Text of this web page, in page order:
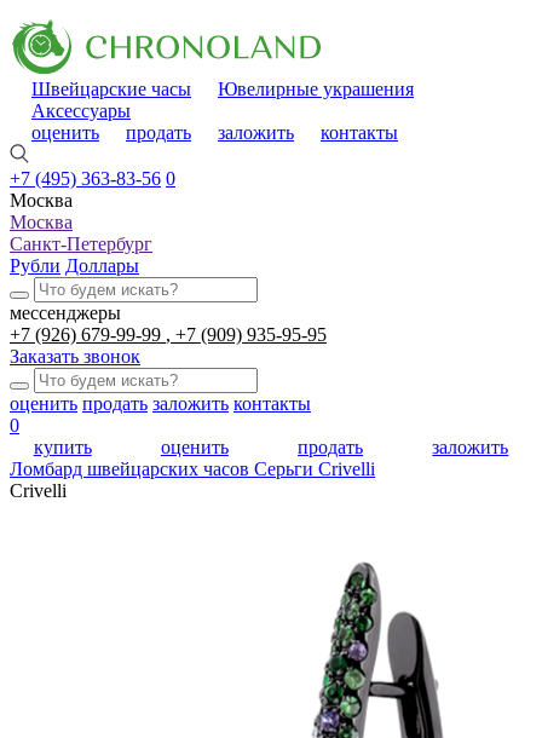
Швейцарские часы
Ювелирные украшения
Аксессуары
оценить
продать заложить контакты
+7 (495) 363-83-56 0
Москва
Москва
Санкт-Петербург
Рубли Доллары
мессенджеры
+7 (926) 679-99-99
+7 (909) 935-95-95
Заказать звонок
оценить продать заложить контакты
0
купить
оценить продать
заложить
Ломбард швейцарских часов Серьги Crivelli
Crivelli